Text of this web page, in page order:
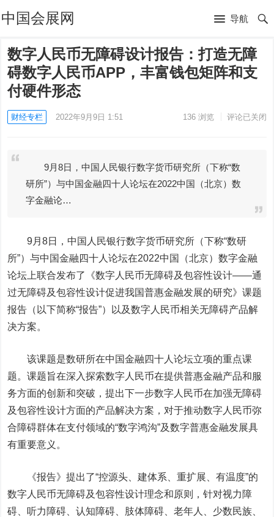
中国会展网 导航
数字人民币无障碍设计报告：打造无障
碍数字人民币APP，丰富钱包矩阵和支
付硬件形态
财经专栏 2022年9月9日 1:51 136浏览 评论已关闭
9月8日，中国人民银行数字货币研究所（下称“数
研所”）与中国金融四十人论坛在2022中国（北京）数
字金融论…
9月8日，中国人民银行数字货币研究所（下称“数研
所”）与中国金融四十人论坛在2022中国（北京）数字金融
论坛上联合发布了《数字人民币无障碍及包容性设计——通
过无障碍及包容性设计促进我国普惠金融发展的研究》课题
报告（以下简称“报告”）以及数字人民币相关无障碍产品解
决方案。
该课题是数研所在中国金融四十人论坛立项的重点课
题。课题旨在深入探索数字人民币在提供普惠金融产品和服
务方面的创新和突破，提出下一步数字人民币在加强无障碍
及包容性设计方面的产品解决方案，对于推动数字人民币弥
合障碍群体在支付领域的“数字鸿沟”及数字普惠金融发展具
有重要意义。
《报告》提出了“控源头、建体系、重扩展、有温度”的
数字人民币无障碍及包容性设计理念和原则，针对视力障
碍、听力障碍、认知障碍、肢体障碍、老年人、少数民族、